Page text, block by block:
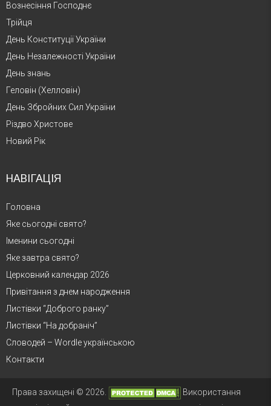
Вознесіння Господнє
Трійця
День Конституції України
День Незалежності України
День знань
Геловін (Хелловін)
День Збройних Сил України
Різдво Христове
Новий Рік
НАВІГАЦІЯ
Головна
Яке сьогодні свято?
Іменини сьогодні
Яке завтра свято?
Церковний календар 2026
Привітання з днем народження
Листівки “Доброго ранку”
Листівки “На добраніч”
Словодей – Wordle українською
Контакти
Права захищені © 2026.
Використання